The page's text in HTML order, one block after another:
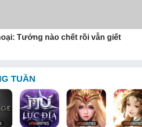
Tướng nào chết rồi vẫn giết
TUẦN